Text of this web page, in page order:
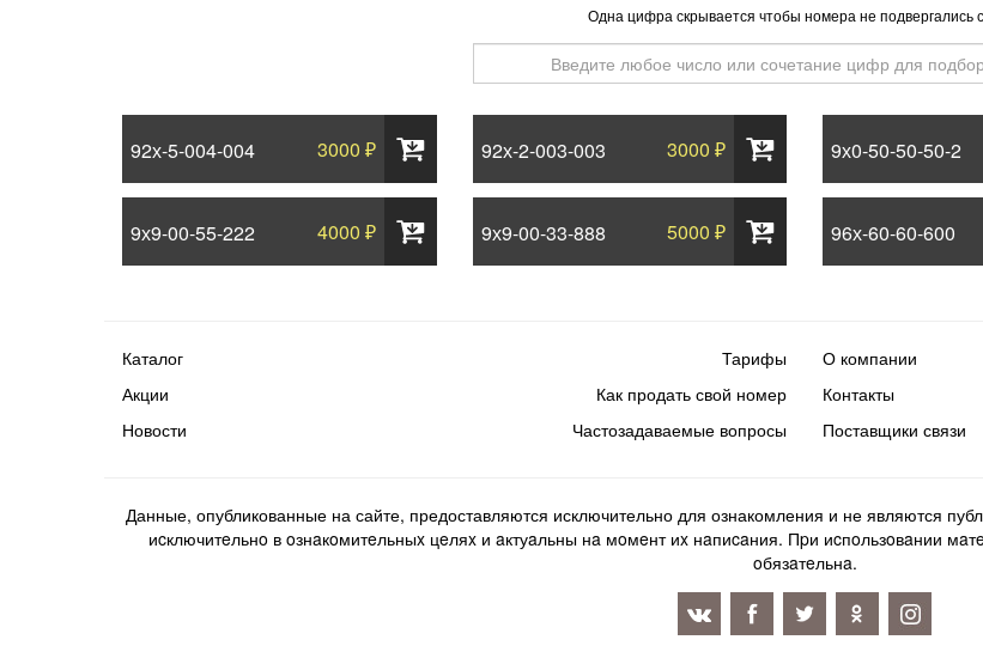
Одна цифра скрывается чтобы номера не подвергались
92х-5-004-004 3000 ₽ 92х-2-003-003 3000 ₽ 9х0-50-50-50-2
9х9-00-55-222 4000 ₽ 9х9-00-33-888 5000 ₽ 96х-60-60-600
Каталог
Акции
Новости
Тарифы
Как продать свой номер
Частозадаваемые вопросы
О компании
Контакты
Поставщики связи
Данные, опубликованные на сайте, предоставляются исключительно для ознакомления и не являются
иcключитeльнo в oзнaкoмитeльныx цeляx и aктуaльны нa мoмeнт иx нaпиcaния. Пpи иcпoльзoвaнии
oбязaтeльнa.